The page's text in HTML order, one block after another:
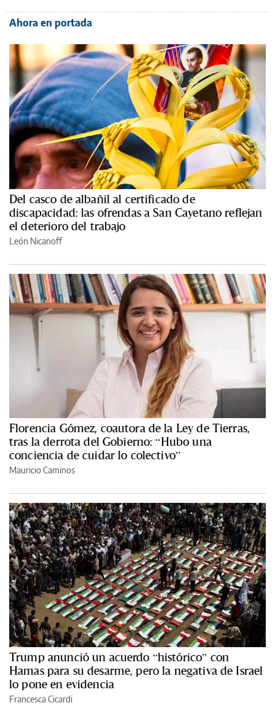
Ahora en portada
Del casco de albañil al certificado de
discapacidad: las ofrendas a San Cayetano reflejan
el deterioro del trabajo
León Nicanoff
Florencia Gómez, coautora de la Ley de Tierras,
tras la derrota del Gobierno: “Hubo una
conciencia de cuidar lo colectivo”
Mauricio Caminos
Trump anunció un acuerdo “histórico” con
Hamas para su desarme, pero la negativa de Israel
lo pone en evidencia
Francesca Cicardi